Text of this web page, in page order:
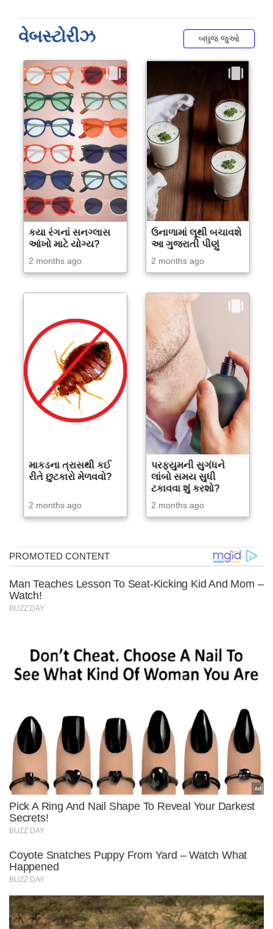
વેબસ્ટોરીઝ બધુજ જુઓ
કયા રંગનાં સનગ્લાસ
આંખો માટે યોગ્ય?
2 months ago
ઉનાળામાં લૂથી બચાવશે
આ ગુજરાતી પીણું
2 months ago
માકડના ત્રાસથી કઈ
રીતે છુટકારો મેળવવો?
2 months ago
પરફ્યુમની સુગંધને
લાંબો સમય સુધી
ટકાવવા શું કરશો?
2 months ago